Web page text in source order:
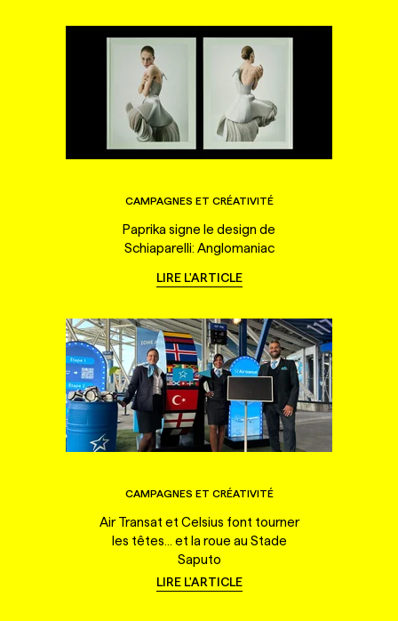
CAMPAGNES ET CRÉATIVITÉ
Paprika signe le design de
Schiaparelli: Anglomaniac
LIRE L'ARTICLE
CAMPAGNES ET CRÉATIVITÉ
Air Transat et Celsius font tourner
les têtes... et la roue au Stade
Saputo
LIRE L'ARTICLE